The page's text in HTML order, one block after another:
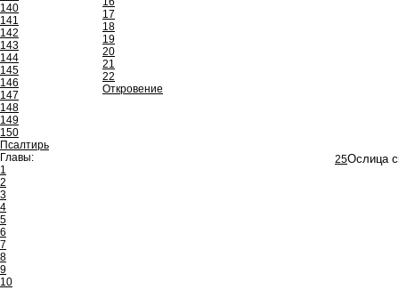
140
141
142
143
144
145
146
147
148
149
150
Псалтирь
Главы:
1
2
3
4
5
6
7
8
9
10
17
18
19
20
21
22
Откровение
25Ослица